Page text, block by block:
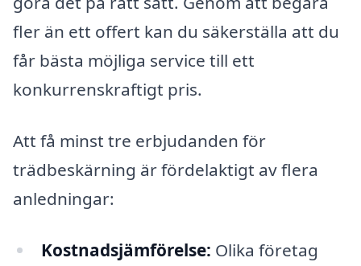
fler än ett offert kan du säkerställa att du
får bästa möjliga service till ett
konkurrenskraftigt pris.
Att få minst tre erbjudanden för
trädbeskärning är fördelaktigt av flera
anledningar:
Kostnadsjämförelse: Olika företag